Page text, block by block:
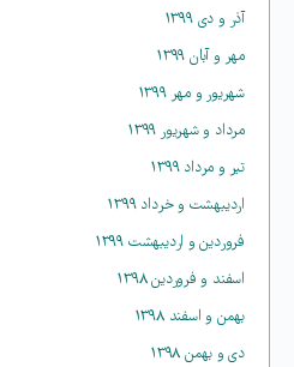
آذر و دی ۱۳۹۹
مهر و آبان ۱۳۹۹
شهریور و مهر ۱۳۹۹
مرداد و شهریور ۱۳۹۹
تیر و مرداد ۱۳۹۹
اردیبهشت و خرداد ۱۳۹۹
فروردین و اردیبهشت ۱۳۹۹
اسفند و فروردین ۱۳۹۸
بهمن و اسفند ۱۳۹۸
دی و بهمن ۱۳۹۸